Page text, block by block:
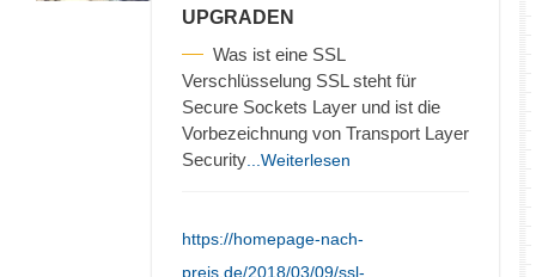
UPGRADEN
Was ist eine SSL
Verschlüsselung SSL steht für
Secure Sockets Layer und ist die
Vorbezeichnung von Transport Layer
Security ...Weiterlesen
https://homepage-nach-
preis.de/2018/03/09/ssl-